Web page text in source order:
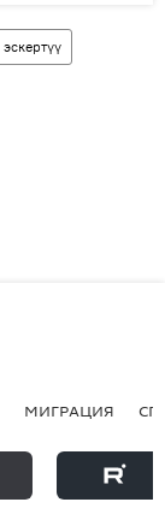
эскертүү
МИГРАЦИЯ